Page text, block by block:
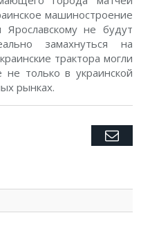
машиностроение
не будут
замахнуться на
трактора могли
только в украинской
рынках.
Twitter
Facebook
Google+
Pinterest
LinkedIn
Tumblr